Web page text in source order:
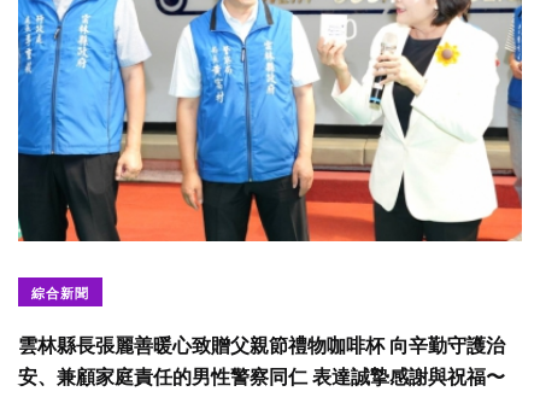
綜合新聞
雲林縣長張麗善暖心致贈父親節禮物咖啡杯 向辛勤守護治
安、兼顧家庭責任的男性警察同仁 表達誠摯感謝與祝福〜